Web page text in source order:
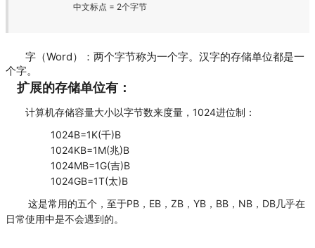
中文标点 = 2个字节
字（Word）：两个字节称为一个字。汉字的存储单位都是一
个字。
扩展的存储单位有：
计算机存储容量大小以字节数来度量，1024进位制：
1024B=1K(千)B
1024KB=1M(兆)B
1024MB=1G(吉)B
1024GB=1T(太)B
这是常用的五个，至于PB，EB，ZB，YB，BB，NB，DB几乎在
日常使用中是不会遇到的。